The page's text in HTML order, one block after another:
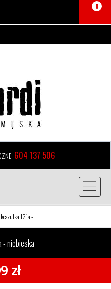
0
604 137 506
koszulka 121a -
- niebieska
zł